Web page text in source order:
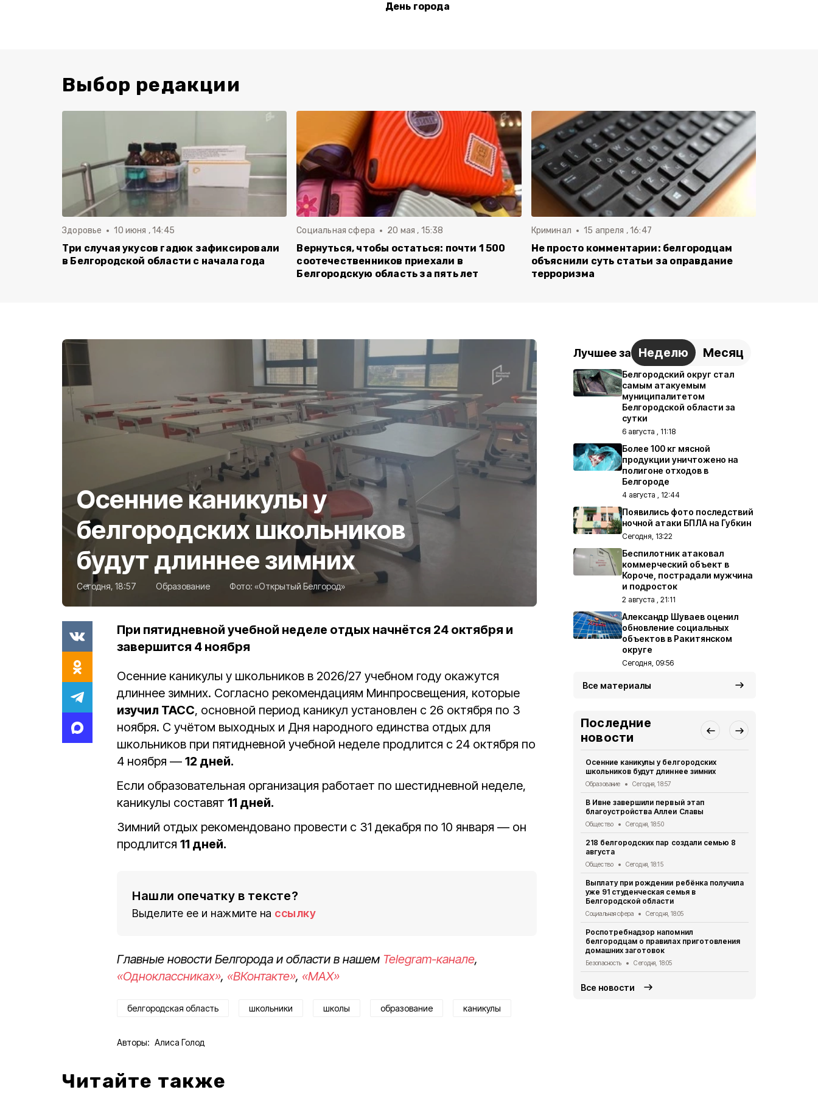
День города
Выбор редакции
Здоровье 10 июня , 14:45
Три случая укусов гадюк зафиксировали
в Белгородской области с начала года
Социальная сфера 20 мая , 15:38
Вернуться, чтобы остаться: почти 1 500
соотечественников приехали в
Белгородскую область за пять лет
Криминал 15 апреля , 16:47
Не просто комментарии: белгородцам
объяснили суть статьи за оправдание
терроризма
Осенние каникулы у
белгородских школьников
будут длиннее зимних
Сегодня, 18:57 Образование Фото: «Открытый Белгород»
При пятидневной учебной неделе отдых начнётся 24 октября и
завершится 4 ноября
Осенние каникулы у школьников в 2026/27 учебном году окажутся
длиннее зимних. Согласно рекомендациям Минпросвещения, которые
изучил ТАСС, основной период каникул установлен с 26 октября по 3
ноября. С учётом выходных и Дня народного единства отдых для
школьников при пятидневной учебной неделе продлится с 24 октября по
4 ноября — 12 дней.
Если образовательная организация работает по шестидневной неделе,
каникулы составят 11 дней.
Зимний отдых рекомендовано провести с 31 декабря по 10 января — он
продлится 11 дней.
Нашли опечатку в тексте?
Выделите ее и нажмите на ссылку
Главные новости Белгорода и области в нашем Telegram-канале,
«Одноклассниках», «ВКонтакте», «MAX»
белгородская область школьники школы образование каникулы
Авторы: Алиса Голод
Читайте также
Лучшее за Неделю Месяц
Белгородский округ стал
самым атакуемым
муниципалитетом
Белгородской области за
сутки
6 августа , 11:18
Более 100 кг мясной
продукции уничтожено на
полигоне отходов в
Белгороде
4 августа , 12:44
Появились фото последствий
ночной атаки БПЛА на Губкин
Сегодня, 13:22
Беспилотник атаковал
коммерческий объект в
Короче, пострадали мужчина
и подросток
2 августа , 21:11
Александр Шуваев оценил
обновление социальных
объектов в Ракитянском
округе
Сегодня, 09:56
Все материалы
Последние
новости
Осенние каникулы у белгородских
школьников будут длиннее зимних
Образование Сегодня, 18:57
В Ивне завершили первый этап
благоустройства Аллеи Славы
Общество Сегодня, 18:50
218 белгородских пар создали семью 8
августа
Общество Сегодня, 18:15
Выплату при рождении ребёнка получила
уже 91 студенческая семья в
Белгородской области
Социальная сфера Сегодня, 18:05
Роспотребнадзор напомнил
белгородцам о правилах приготовления
домашних заготовок
Безопасность Сегодня, 18:05
Все новости